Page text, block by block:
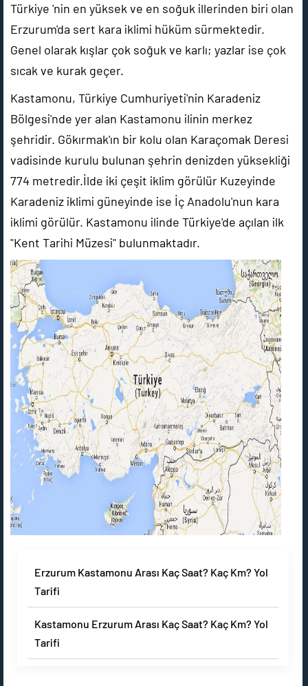
Türkiye 'nin en yüksek ve en soğuk illerinden biri olan
Erzurum'da sert kara iklimi hüküm sürmektedir.
Genel olarak kışlar çok soğuk ve karlı; yazlar ise çok
sıcak ve kurak geçer.
Kastamonu, Türkiye Cumhuriyeti'nin Karadeniz
Bölgesi'nde yer alan Kastamonu ilinin merkez
şehridir. Gökırmak'ın bir kolu olan Karaçomak Deresi
vadisinde kurulu bulunan şehrin denizden yüksekliği
774 metredir.İlde iki çeşit iklim görülür Kuzeyinde
Karadeniz iklimi güneyinde ise İç Anadolu'nun kara
iklimi görülür. Kastamonu ilinde Türkiye'de açılan ilk
"Kent Tarihi Müzesi" bulunmaktadır.
Erzurum Kastamonu Arası Kaç Saat? Kaç Km? Yol
Tarifi
Kastamonu Erzurum Arası Kaç Saat? Kaç Km? Yol
Tarifi